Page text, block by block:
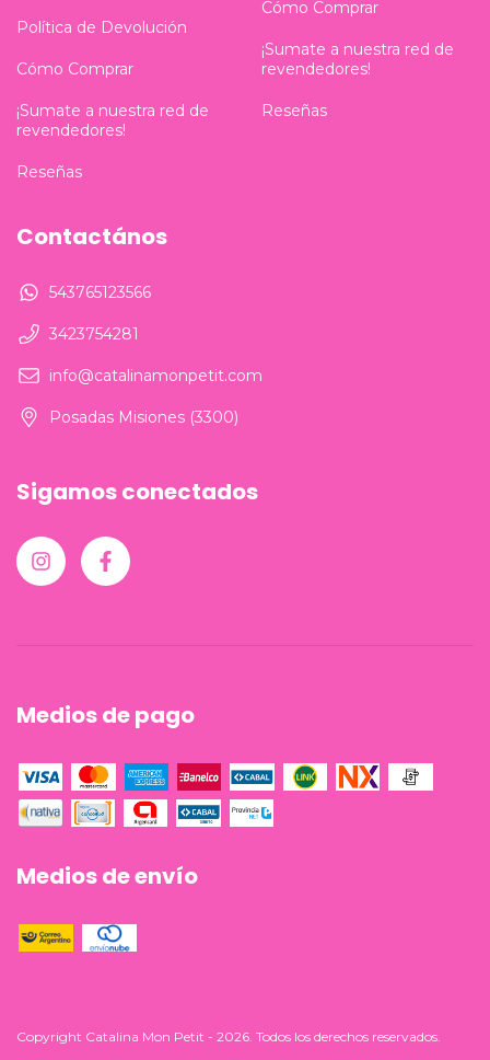
Política de Devolución
Cómo Comprar
¡Sumate a nuestra red de
revendedores!
Reseñas
Cómo Comprar
¡Sumate a nuestra red de
revendedores!
Reseñas
Contactános
543765123566
3423754281
info@catalinamonpetit.com
Posadas Misiones (3300)
Sigamos conectados
Medios de pago
Medios de envío
Copyright Catalina Mon Petit - 2026. Todos los derechos reservados.